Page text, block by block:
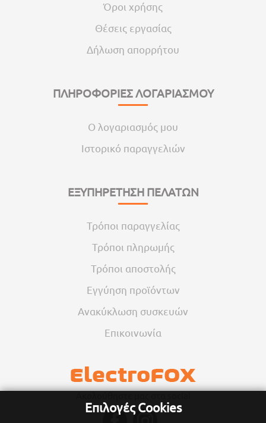
Όροι χρήσης
Θέσεις εργασίας
Δήλωση απορρήτου
ΠΛΗΡΟΦΟΡΙΕΣ ΛΟΓΑΡΙΑΣΜΟΥ
Ο λογαριασμός μου
Ιστορικό παραγγελιών
ΕΞΥΠΗΡΕΤΗΣΗ ΠΕΛΑΤΩΝ
Τρόποι παραγγελίας
Τρόποι πληρωμής
Τρόποι αποστολής
Εγγύηση προϊόντων
Ανακύκλωση συσκευών
Επικοινωνία
Επιλογές Cookies